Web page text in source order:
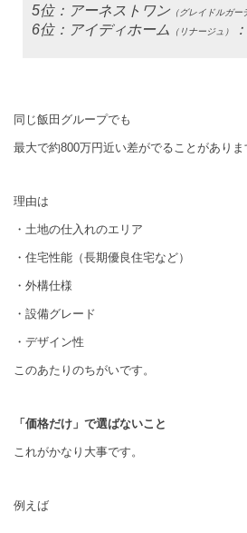
5位：アーネストワン（グレイドルガー
6位：アイディホーム （リナージュ） ：
同じ飯田グループでも
最大で約800万円近い差がでることがありま
理由は
・土地の仕入れのエリア
・住宅性能（長期優良住宅など）
・外構仕様
・設備グレード
・デザイン性
このあたりのちがいです。
「価格だけ」で選ばないこと
これがかなり大事です。
例えば